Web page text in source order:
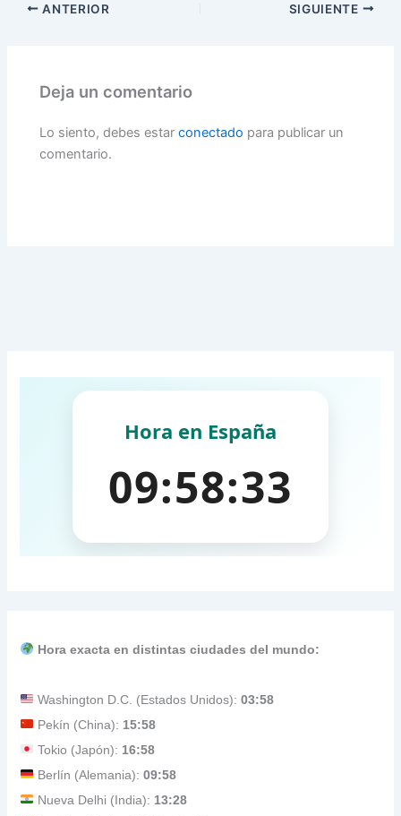
ANTERIOR SIGUIENTE
Deja un comentario
Lo siento, debes estarconectado para publicar un
comentario.
Hora exacta en distintas ciudades del mundo:
Washington D.C. (Estados Unidos):03:58
Pekín (China): 15:58
Tokio (Japón): 16:58
Berlín (Alemania):09:58
Nueva Delhi (India): 13:28